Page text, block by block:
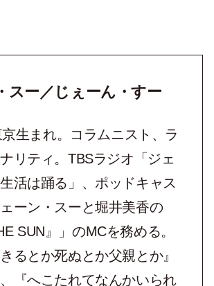
スー／じぇーん・すー
生まれ。コラムニスト、ラ
リティ。TBSラジオ「ジェ
活は踊る」、ポッドキャス
ーン・スーと堀井美香の
SUN』」のMCを務める。
るとか死ぬとか父親とか』
、『へこたれてなんかいられ